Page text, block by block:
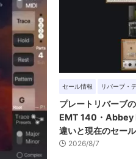
セール情報 リバーブ・
プレートリバーブ
EMT 140・Abbey
違いと現在のセー
2026/8/7